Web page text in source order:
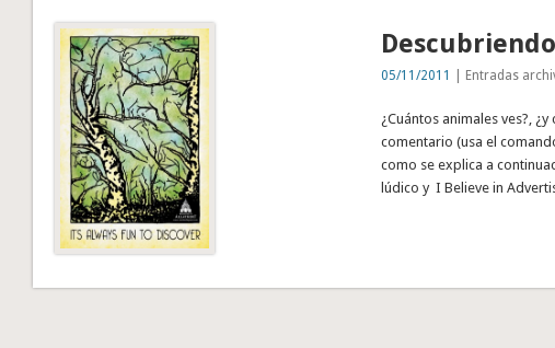
05/11/2011 | Entradas
¿Cuántos animales ves?,
comentario (usa el
como se explica a
lúdico y I Believe in